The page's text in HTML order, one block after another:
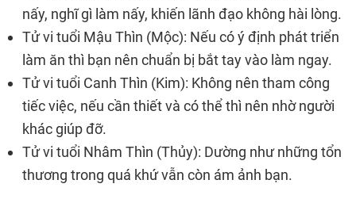
nấy, nghĩ gì làm nấy, khiến lãnh đạo không hài lòng.
Tử vi tuổi Mậu Thìn (Mộc): Nếu có ý định phát triển
làm ăn thì bạn nên chuẩn bị bắt tay vào làm ngay.
Tử vi tuổi Canh Thìn (Kim): Không nên tham công
tiếc việc, nếu cần thiết và có thể thì nên nhờ người
khác giúp đỡ.
Tử vi tuổi Nhâm Thìn (Thủy): Dường như những tổn
thương trong quá khứ vẫn còn ám ảnh bạn.